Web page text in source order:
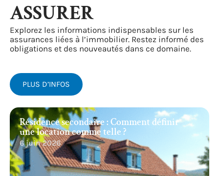
ASSURER
Explorez les informations indispensables sur les
assurances liées à l’immobilier. Restez informé des
obligations et des nouveautés dans ce domaine.
PLUS D’INFOS
Résidence secondaire : Comment définir
une location comme telle ?
6 juin 2026